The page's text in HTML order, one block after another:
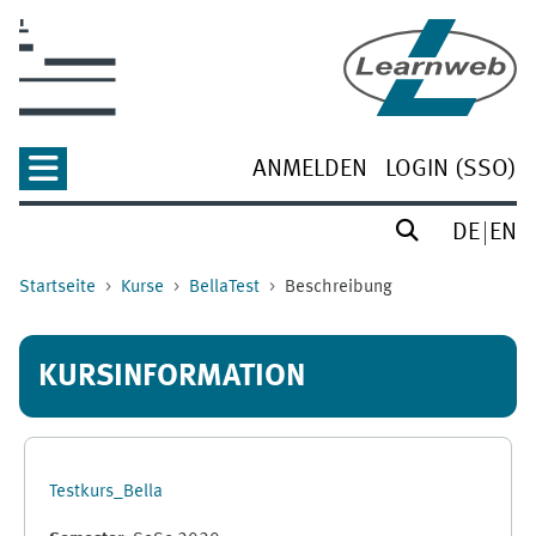
ANMELDEN LOGIN (SSO)
DE EN
Startseite Kurse BellaTest Beschreibung
KURSINFORMATION
Testkurs_Bella